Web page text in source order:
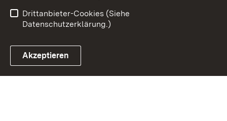
Drittanbieter-Cookies (Siehe
Datenschutzerklärung.)
Akzeptieren